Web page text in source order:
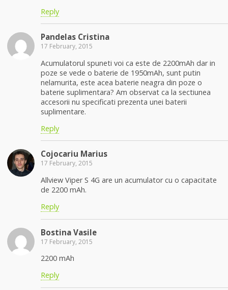
Reply
Pandelas Cristina
17 February, 2015
Acumulatorul spuneti voi ca este de 2200mAh dar in
poze se vede o baterie de 1950mAh, sunt putin
nelamurita, este acea baterie neagra din poze o
baterie suplimentara? Am observat ca la sectiunea
accesorii nu specificati prezenta unei baterii
suplimentare.
Reply
Cojocariu Marius
17 February, 2015
Allview Viper S 4G are un acumulator cu o capacitate
de 2200 mAh.
Reply
Bostina Vasile
17 February, 2015
2200 mAh
Reply